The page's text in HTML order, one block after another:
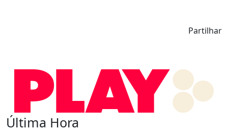
Partilhar
Última Hora